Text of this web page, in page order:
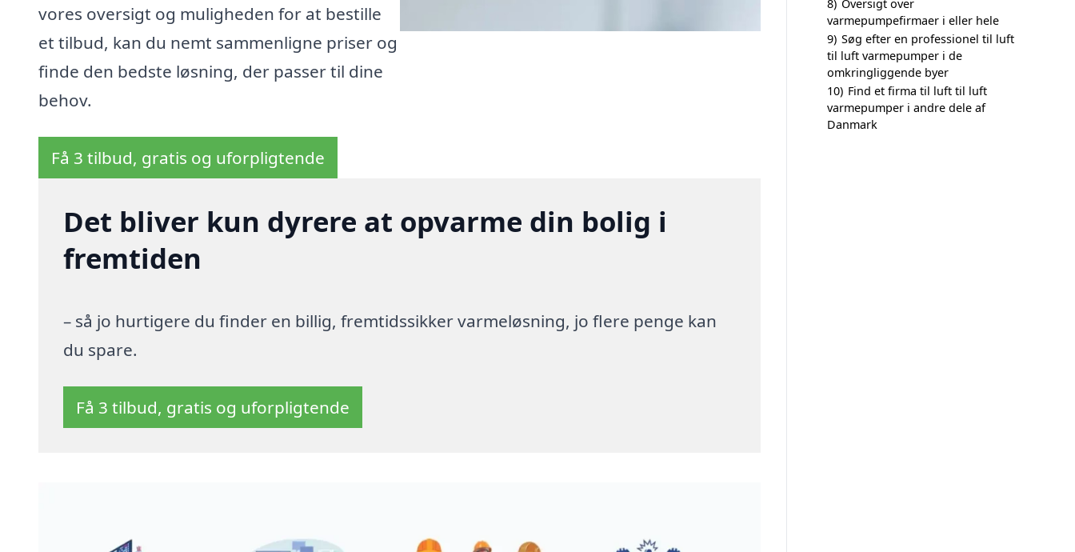
vores oversigt og muligheden for at bestille
et tilbud, kan du nemt sammenligne priser og
finde den bedste løsning, der passer til dine
behov.
Få 3 tilbud, gratis og uforpligtende
Det bliver kun dyrere at opvarme din bolig i
fremtiden
– så jo hurtigere du finder en billig, fremtidssikker varmeløsning, jo flere penge kan
du spare.
Få 3 tilbud, gratis og uforpligtende
8) Oversigt over
varmepumpefirmaer i eller hele
9) Søg efter en professionel til luft
til luft varmepumper i de
omkringliggende byer
10) Find et firma til luft til luft
varmepumper i andre dele af
Danmark